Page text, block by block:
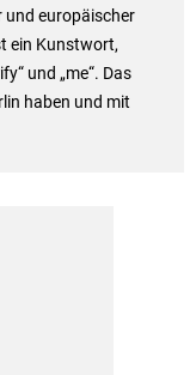
europäischer
ein Kunstwort,
und „me“. Das
haben und mit